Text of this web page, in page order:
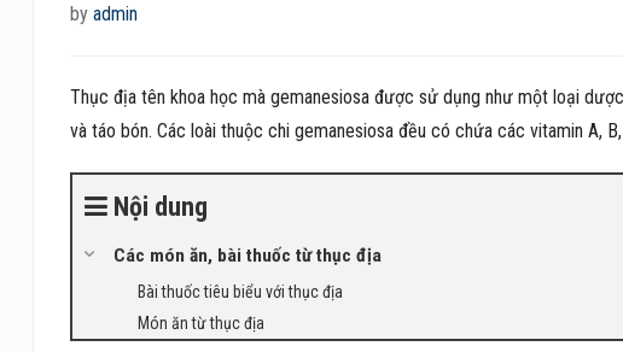
by admin
Thục địa tên khoa học mà gemanesiosa được sử dụng như một loại
và táo bón. Các loài thuộc chi gemanesiosa đều có chứa các vitamin A,
Nội dung
Các món ăn, bài thuốc từ thục địa
Bài thuốc tiêu biểu với thục địa
Món ăn từ thục địa